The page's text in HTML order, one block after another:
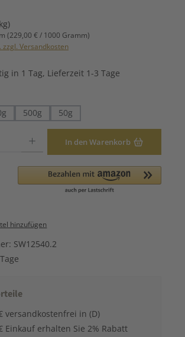
(229,00 € / 1000 Gramm)
zzgl. Versandkosten
in 1 Tag, Lieferzeit 1-3 Tage
500g 50g
In den Warenkorb
hinzufügen
SW12540.2
versandkostenfrei in (D)
Einkauf erhalten Sie 2% Rabatt